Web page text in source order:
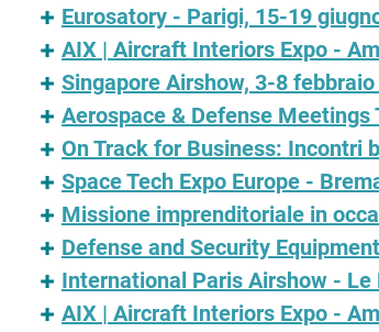
Eurosatory - Parigi, 15-19
AIX | Aircraft Interiors Expo -
Singapore Airshow, 3-8
Aerospace & Defense Meetings
On Track for Business: Incontri
Space Tech Expo Europe -
Missione imprenditoriale in
Defense and Security
International Paris Airshow -
AIX | Aircraft Interiors Expo -